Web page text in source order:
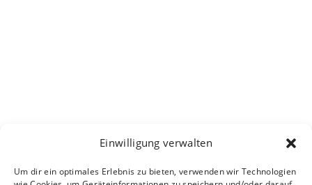
Einwilligung verwalten
Um dir ein optimales Erlebnis zu bieten, verwenden wir Technologien